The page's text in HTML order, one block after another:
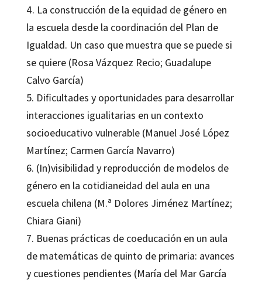
4. La construcción de la equidad de género en
la escuela desde la coordinación del Plan de
Igualdad. Un caso que muestra que se puede si
se quiere (Rosa Vázquez Recio; Guadalupe
Calvo García)
5. Dificultades y oportunidades para desarrollar
interacciones igualitarias en un contexto
socioeducativo vulnerable (Manuel José López
Martínez; Carmen García Navarro)
6. (In)visibilidad y reproducción de modelos de
género en la cotidianeidad del aula en una
escuela chilena (M.ª Dolores Jiménez Martínez;
Chiara Giani)
7. Buenas prácticas de coeducación en un aula
de matemáticas de quinto de primaria: avances
y cuestiones pendientes (María del Mar García